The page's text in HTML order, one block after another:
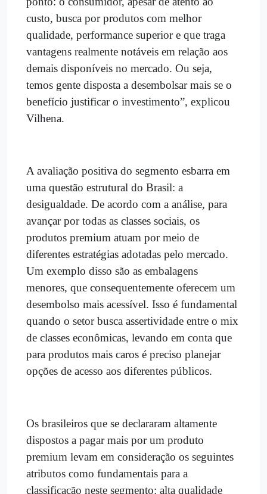
custo, busca por produtos com melhor
qualidade, performance superior e que traga
vantagens realmente notáveis em relação aos
demais disponíveis no mercado. Ou seja,
temos gente disposta a desembolsar mais se o
benefício justificar o investimento”, explicou
Vilhena.
A avaliação positiva do segmento esbarra em
uma questão estrutural do Brasil: a
desigualdade. De acordo com a análise, para
avançar por todas as classes sociais, os
produtos premium atuam por meio de
diferentes estratégias adotadas pelo mercado.
Um exemplo disso são as embalagens
menores, que consequentemente oferecem um
desembolso mais acessível. Isso é fundamental
quando o setor busca assertividade entre o mix
de classes econômicas, levando em conta que
para produtos mais caros é preciso planejar
opções de acesso aos diferentes públicos.
Os brasileiros que se declararam altamente
dispostos a pagar mais por um produto
premium levam em consideração os seguintes
atributos como fundamentais para a
classificação neste segmento: alta qualidade